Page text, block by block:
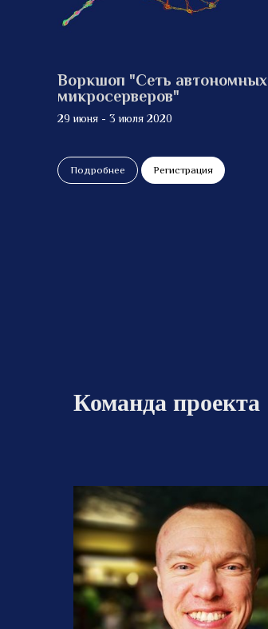
Воркшоп "Сеть автономных
микросерверов"
29 июня - 3 июля 2020
Подробнее Регистрация
Команда проекта